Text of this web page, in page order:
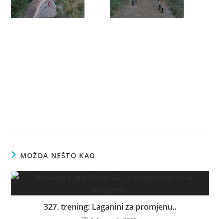
MOŽDA NEŠTO KAO
327. trening: Laganini za promjenu..